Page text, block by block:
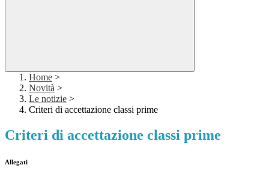
Home >
Novità >
Le notizie >
Criteri di accettazione classi prime
Criteri di accettazione classi prime
Allegati